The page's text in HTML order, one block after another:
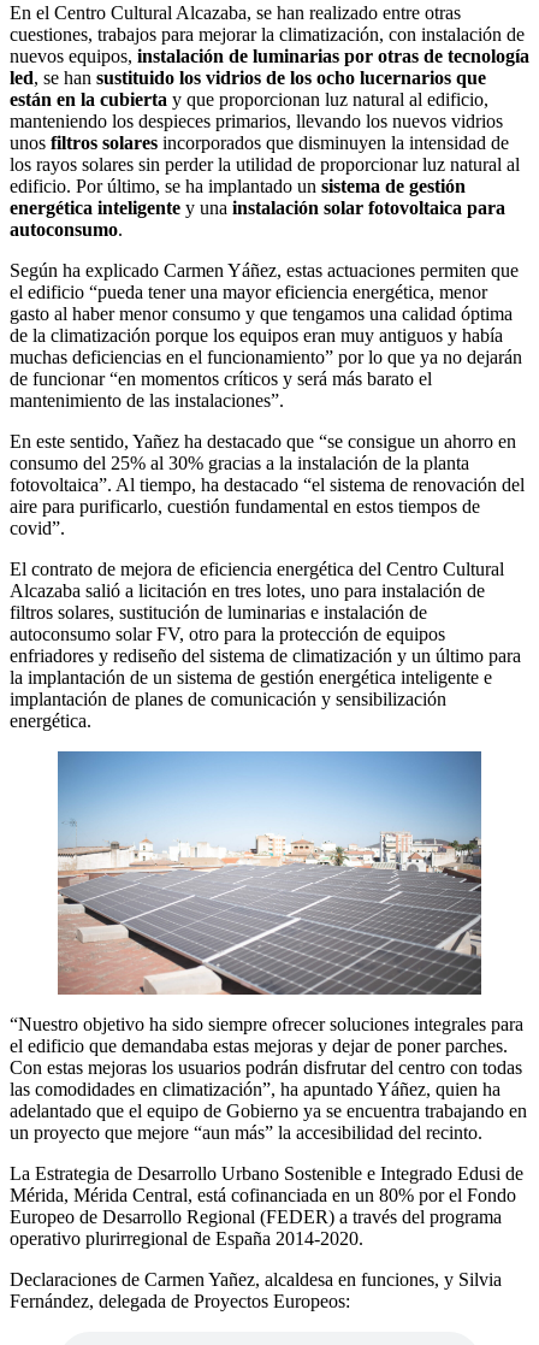
En el Centro Cultural Alcazaba, se han realizado entre otras
cuestiones, trabajos para mejorar la climatización, con instalación de
nuevos equipos, instalación de luminarias por otras de tecnología
led, se han sustituido los vidrios de los ocho lucernarios que
están en la cubierta y que proporcionan luz natural al edificio,
manteniendo los despieces primarios, llevando los nuevos vidrios
unos filtros solares incorporados que disminuyen la intensidad de
los rayos solares sin perder la utilidad de proporcionar luz natural al
edificio. Por último, se ha implantado un sistema de gestión
energética inteligente y una instalación solar fotovoltaica para
autoconsumo.
Según ha explicado Carmen Yáñez, estas actuaciones permiten que
el edificio “pueda tener una mayor eficiencia energética, menor
gasto al haber menor consumo y que tengamos una calidad óptima
de la climatización porque los equipos eran muy antiguos y había
muchas deficiencias en el funcionamiento” por lo que ya no dejarán
de funcionar “en momentos críticos y será más barato el
mantenimiento de las instalaciones”.
En este sentido, Yañez ha destacado que “se consigue un ahorro en
consumo del 25% al 30% gracias a la instalación de la planta
fotovoltaica”. Al tiempo, ha destacado “el sistema de renovación del
aire para purificarlo, cuestión fundamental en estos tiempos de
covid”.
El contrato de mejora de eficiencia energética del Centro Cultural
Alcazaba salió a licitación en tres lotes, uno para instalación de
filtros solares, sustitución de luminarias e instalación de
autoconsumo solar FV, otro para la protección de equipos
enfriadores y rediseño del sistema de climatización y un último para
la implantación de un sistema de gestión energética inteligente e
implantación de planes de comunicación y sensibilización
energética.
“Nuestro objetivo ha sido siempre ofrecer soluciones integrales para
el edificio que demandaba estas mejoras y dejar de poner parches.
Con estas mejoras los usuarios podrán disfrutar del centro con todas
las comodidades en climatización”, ha apuntado Yáñez, quien ha
adelantado que el equipo de Gobierno ya se encuentra trabajando en
un proyecto que mejore “aun más” la accesibilidad del recinto.
La Estrategia de Desarrollo Urbano Sostenible e Integrado Edusi de
Mérida, Mérida Central, está cofinanciada en un 80% por el Fondo
Europeo de Desarrollo Regional (FEDER) a través del programa
operativo plurirregional de España 2014-2020.
Declaraciones de Carmen Yañez, alcaldesa en funciones, y Silvia
Fernández, delegada de Proyectos Europeos: